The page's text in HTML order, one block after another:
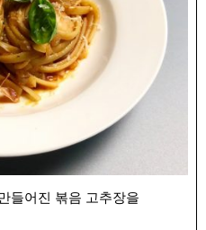
들어진 볶음 고추장을